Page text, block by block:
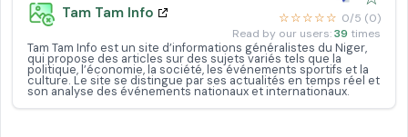
Tam Tam Info ☆☆☆☆☆ 0/5 (0)
Read by our users:39 times
Tam Tam Info est un site d’informations généralistes du Niger,
qui propose des articles sur des sujets variés tels que la
politique, l’économie, la société, les événements sportifs et la
culture. Le site se distingue par ses actualités en temps réel et
son analyse des événements nationaux et internationaux.